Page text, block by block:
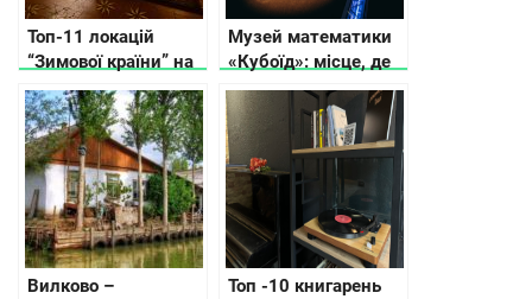
Топ-11 локацій
“Зимової країни” на
ВДНГ
Музей математики
«Кубоїд»: місце, де
числа оживають
Вилково –
Топ -10 книгарень